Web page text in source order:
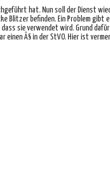
hat. Nun soll der Dienst
Blitzer befinden. Ein Problem gibt
sie verwendet wird. Grund
einen Â§ in der StVO. Hier ist